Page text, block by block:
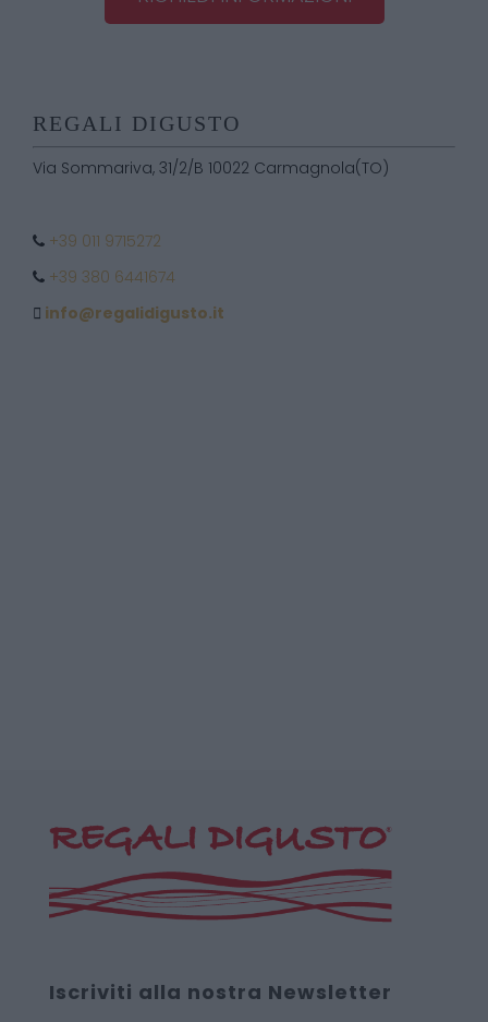
REGALI DIGUSTO
Via Sommariva, 31/2/B 10022 Carmagnola(TO)
+39 011 9715272
+39 380 6441674
info@regalidigusto.it
Iscriviti alla nostra Newsletter